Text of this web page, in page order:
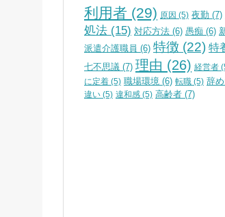
利用者 (29) 原因 (5) 夜勤 (7)
処法 (15) 対応方法 (6) 愚痴 (6)
派遣介護職員 (6) 特徴 (22) 特
七不思議 (7) 理由 (26) 経営者
に定着 (5) 職場環境 (6) 転職 (5) 辞
違い (5) 違和感 (5) 高齢者 (7)